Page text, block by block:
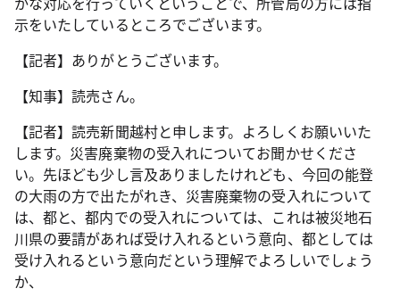
示をいたしているところでございます。
【記者】ありがとうございます。
【知事】読売さん。
【記者】読売新聞越村と申します。よろしくお願いいた
します。災害廃棄物の受入れについてお聞かせくださ
い。先ほども少し言及ありましたけれども、今回の能登
の大雨の方で出たがれき、災害廃棄物の受入れについて
は、都と、都内での受入れについては、これは被災地石
川県の要請があれば受け入れるという意向、都としては
受け入れるという意向だという理解でよろしいでしょう
か、